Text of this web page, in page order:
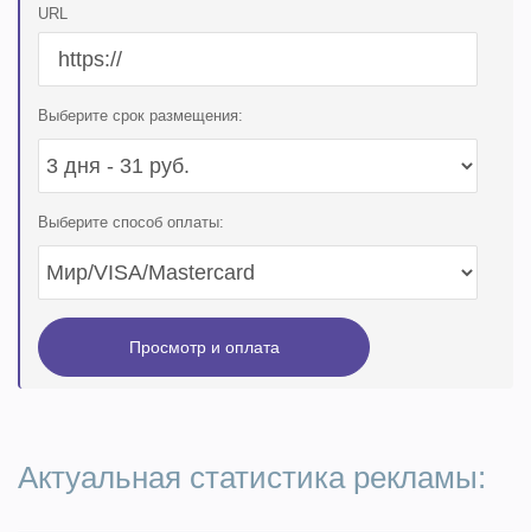
URL
Выберите срок размещения:
Выберите способ оплаты:
Актуальная статистика рекламы: